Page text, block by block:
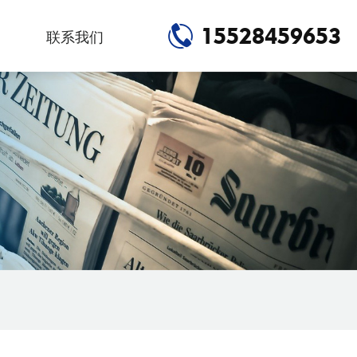
联系我们 15528459653